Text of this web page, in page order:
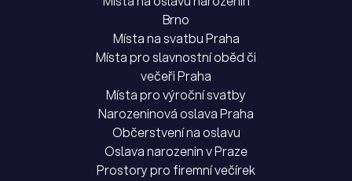
Brno
Místa na svatbu Praha
Místa pro slavnostní oběd či
večeři Praha
Místa pro výroční svatby
Narozeninová oslava Praha
Občerstvení na oslavu
Oslava narozenin v Praze
Prostory pro firemní večírek